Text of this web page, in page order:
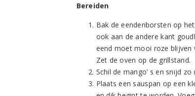
Bereiden
Bak de eendenborsten op
ook aan de andere kant
eend moet mooi roze blijven
Zet de oven op de grillstand.
Schil de mango’ s en snijd
Plaats een sauspan op een